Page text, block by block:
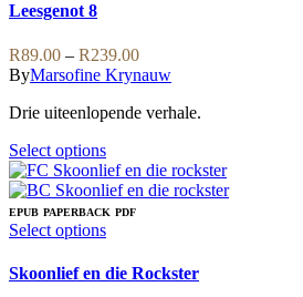
be
chosen
on
the
page
variants.
The
options
may
chosen
on
the
product
page
Leesgenot 8
R89.00 – R239.00Price
range:
through
ByMarsofine Krynauw
Drie uiteenlopende verhale.
Select optionsThis
product
has
multiple
variants.
options
EPUB PAPERBACK PDF
Select optionsThis
has
Skoonlief en die Rockster